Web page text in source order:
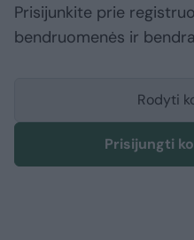
Prisijunkite prie
bendruomenės ir
Rodyti
Prisijungti